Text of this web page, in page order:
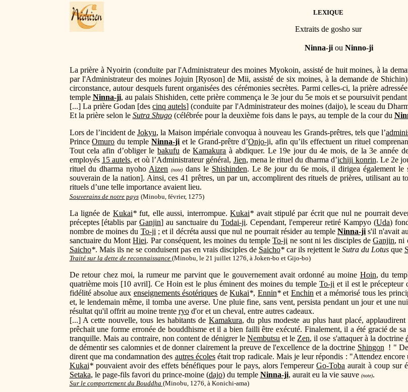
LEXIQUE
Extraits de gosho sur
Ninna-ji ou Ninno-ji
La prière à Nyoirin (conduite par l'Administrateur des moines Myokoin, assisté de huit moines, à la
par l'Administrateur des moines Jojuin [Ryoson] de Mii, assisté de six moines, à la demande de
circonstance, autour desquels furent organisées des cérémonies secrètes. Parmi celles-ci, la prière
temple Ninna-ji, au palais Shishiden, cette prière commença le 3e jour du 5e mois et se poursuivit
[...] La prière Godan [descinq autels] (conduite par l'Administrateur des moines (daijo), le sceau du
Et la prière selon le Sutra Shugo(célébrée pour la deuxième fois dans le pays, au temple de la cour du
Lors de l’incident de Jokyu, la Maison impériale convoqua à nouveau les Grands-prêtres, tels que l’
PrinceOmuro du temple Ninna-ji et le Grand-prêtre d’Onjo-ji, afin qu’ils effectuent un rituel
Tout cela afin d’obliger lebakufu deKamakura à abdiquer. Le 19e jour du 4e mois, de la 3e année
employés 15 autels, et où l’Administrateur général, Jien, mena le rituel du dharma d’ichiji konrin. Le 2e
rituel du dharma nyoho Aizen (note) dans le Shishinden. Le 8e jour du 6e mois, il dirigea également le
souverain de la nation]. Ainsi, ces 41 prêtres, un par un, accomplirent des rituels de prières, utilisant au
rituels d’une telle importance avaient lieu.
Souverains de notre pays (Minobu, février,1275)
La lignée de Kukai*fut, elle aussi, interrompue.Kukai* avait stipulé par écrit que nul ne pourrait
préceptes [établis parGanjin] au sanctuaire duTodai-ji. Cependant, l'empereur retiré Kampyo (Uda)
nombre de moines du To-ji ; et il décréta aussi que nul ne pourrait résider au templeNinna-ji s'il n'avait
sanctuaire du MontHiei. Par conséquent, les moines du templeTo-ji ne sont ni les disciples deGanjin, ni
Saicho*. Mais ils ne se conduisent pas en vrais disciples de Saicho*car ils rejettent le Sutra du Lotusque
Traité sur la dette de reconnaissance (Minobu, le 21 juillet 1276, à Joken-bo et Gijo-bo)
De retour chez moi, la rumeur me parvint que le gouvernement avait ordonné au moine Hoin, du
quatrième mois [10 avril]. Ce Hoin est le plus éminent des moines du templeTo-ji et il est le précepteur
fidélité absolue aux enseignements ésotériques deKukai*, Ennin*et Enchin et a mémorisé tous les
et, le lendemain même, il tomba une averse. Une pluie fine, sans vent, persista pendant un jour et une
résultat qu'il offrit au moine trente ryod'or et un cheval, entre autres cadeaux.
[...] A cette nouvelle, tous les habitants de Kamakura, du plus modeste au plus haut placé,
prêchait une forme erronée de bouddhisme et il a bien failli être exécuté. Finalement, il a été gracié de
tranquille. Mais au contraire, non content de dénigrer leNembutsu et le Zen, il ose s'attaquer à la doctrine
de démentir ses calomnies et de donner clairement la preuve de l'excellence de la doctrine Shingon ! "
dirent que ma condamnation des autres écolesétait trop radicale. Mais je leur répondis : "Attendez encore
Kukai*pouvaient avoir des effets bénéfiques pour le pays, alors l'empereurGo-Toba aurait à coup sur
Setaka, le page-fils favori du prince-moine (dajo) du temple Ninna-ji, aurait eu la vie sauve (note).
Sur le comportement du Bouddha (Minobu, 1276, à Konichi-ama)